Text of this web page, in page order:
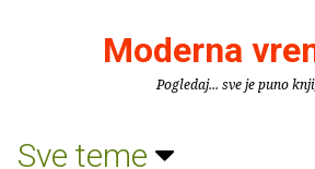
Moderna
Pogledaj... sve je puno
Sve teme